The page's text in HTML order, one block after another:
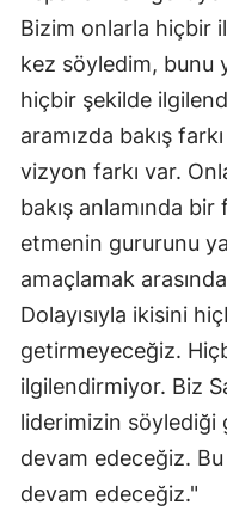
Bizim onlarla hiçbir
kez söyledim, bunu
hiçbir şekilde
aramızda bakış
vizyon farkı var.
bakış anlamında
etmenin gururunu
amaçlamak
Dolayısıyla ikisini
getirmeyeceğiz.
ilgilendirmiyor. Biz
liderimizin söylediği
devam edeceğiz.
devam edeceğiz."